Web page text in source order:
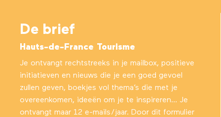
De brief
Hauts-de-France Tourisme
Je ontvangt rechtstreeks in je mailbox, positieve
initiatieven en nieuws die je een goed gevoel
zullen geven, boekjes vol thema’s die met je
overeenkomen, ideeën om je te inspireren… Je
ontvangt maar 12 e-mails/jaar. Door dit formulier